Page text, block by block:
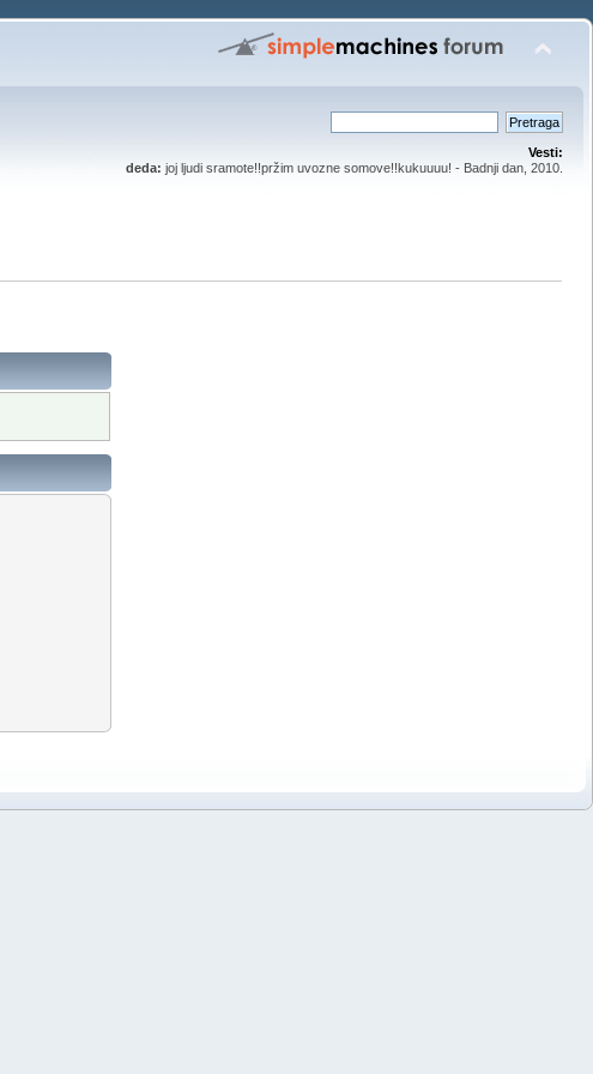
Vesti:
deda: joj ljudi sramote!!pržim uvozne somove!!kukuuuu! - Badnji dan, 2010.